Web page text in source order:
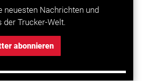
neuesten Nachrichten und
der Trucker-Welt.
abonnieren
gerade begonnenen
kein Geld einbringen. Das
unter Berufung auf einen internen
vom Mai